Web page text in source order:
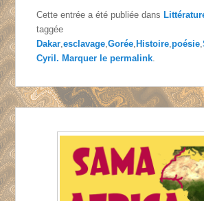
Cette entrée a été publiée dans
taggée
Dakar ,esclavage ,Gorée Histoire ,poésie ,
Cyril. Marquer lepermalink